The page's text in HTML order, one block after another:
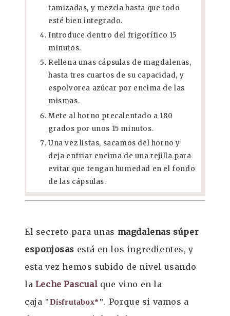
tamizadas, y mezcla hasta que todo
esté bien integrado.
Introduce dentro del frigorífico 15
minutos.
Rellena unas cápsulas de magdalenas,
hasta tres cuartos de su capacidad, y
espolvorea azúcar por encima de las
mismas.
Mete al horno precalentado a 180
grados por unos 15 minutos.
Una vez listas, sacamos del horno y
deja enfriar encima de una rejilla para
evitar que tengan humedad en el fondo
de las cápsulas.
El secreto para unas magdalenas súper
esponjosas está en los ingredientes, y
esta vez hemos subido de nivel usando
la Leche Pascual que vino en la
caja "Disfrutabox*". Porque si vamos a